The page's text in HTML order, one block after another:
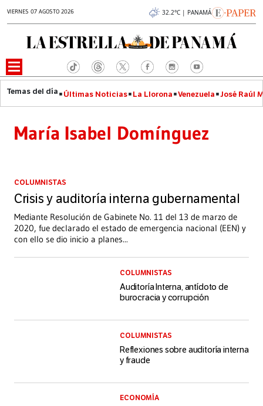
VIERNES 07 AGOSTO 2026 32.2°C | PANAMÁ
Últimas Noticias La Llorona Venezuela José Raúl
María Isabel Domínguez
COLUMNISTAS
Crisis y auditoría interna gubernamental
Mediante Resolución de Gabinete No. 11 del 13 de marzo de
2020, fue declarado el estado de emergencia nacional (EEN) y
con ello se dio inicio a planes...
COLUMNISTAS
Auditoría Interna, antídoto de
burocracia y corrupción
COLUMNISTAS
Reflexiones sobre auditoría interna
y fraude
ECONOMÍA